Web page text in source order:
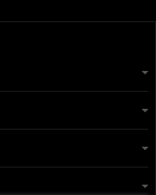
24 hodín.
údajů
a dopravy